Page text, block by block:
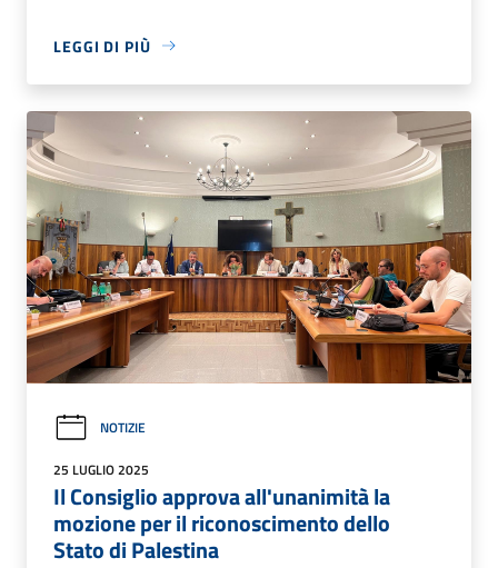
LEGGI DI PIÙ
NOTIZIE
25 LUGLIO 2025
Il Consiglio approva all'unanimità la
mozione per il riconoscimento dello
Stato di Palestina